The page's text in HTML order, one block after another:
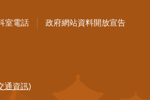
室電話 政府網站資料開放宣告
通資訊)